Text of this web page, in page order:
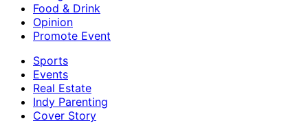
Food & Drink
Opinion
Promote Event
Sports
Events
Real Estate
Indy Parenting
Cover Story